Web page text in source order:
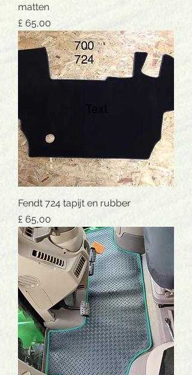
matten
Prijs
£ 65,00
Fendt 724 tapijt en rubber
Prijs
£ 65,00